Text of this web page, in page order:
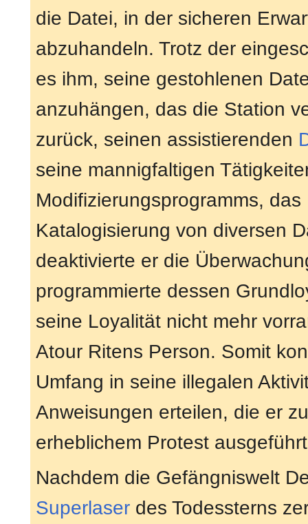
die Datei, in der sicheren
abzuhandeln. Trotz der
es ihm, seine gestohlenen
anzuhängen, das die Station
zurück, seinen assistierenden
seine mannigfaltigen
Modifizierungsprogramms,
Katalogisierung von diversen
deaktivierte er die
programmierte dessen
seine Loyalität nicht mehr
Atour Ritens Person. Somit
Umfang in seine illegalen
Anweisungen erteilen, die er
erheblichem Protest
Nachdem die Gefängniswelt
Superlaser des Todessterns